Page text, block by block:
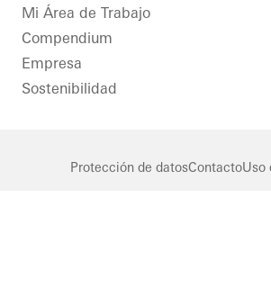
LinkedIn Instagram
Mi Área de Trabajo
Compendium
Empresa
Sostenibilidad
Protección de datosContactoUso